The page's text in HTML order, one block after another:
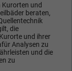
Kurorten und
beraten,
die
und ihrer
Analysen zu
und die
zu